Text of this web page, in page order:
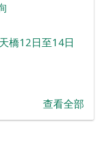
橋12日至14日
查看全部